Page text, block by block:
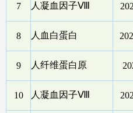
7 人凝血因子Ⅷ
8 人血白蛋白
9 人纤维蛋白原
10 人凝血因子Ⅷ